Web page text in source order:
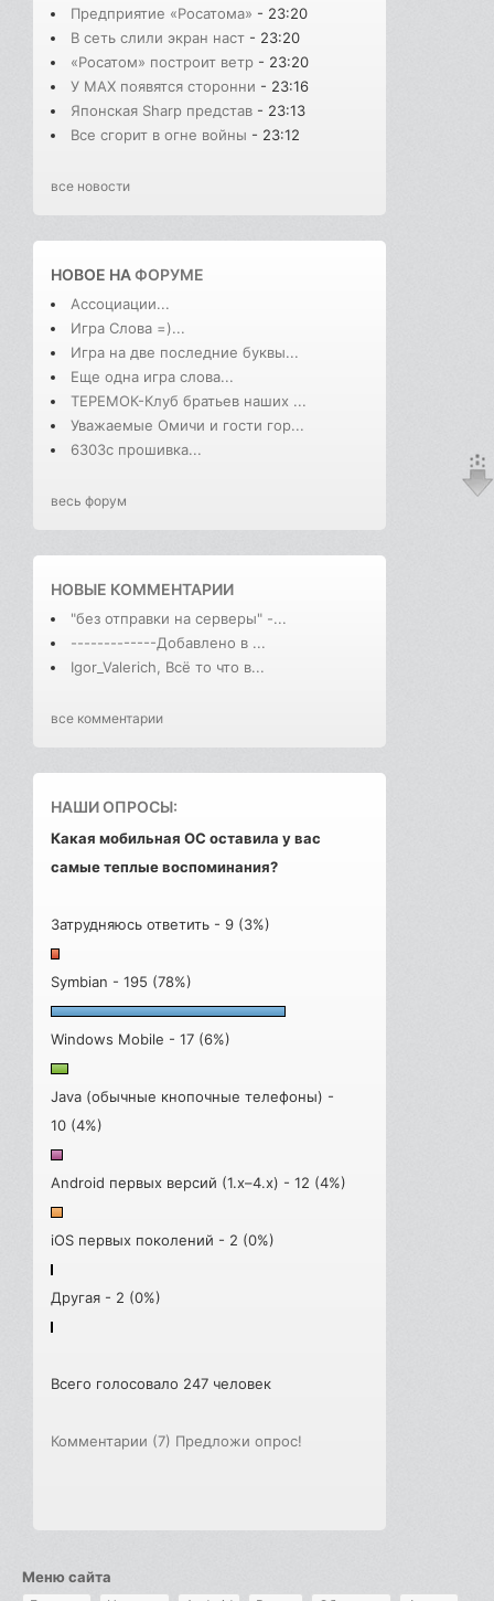
Предприятие «Росатома» - 23:20
В сеть слили экран наст - 23:20
«Росатом» построит ветр - 23:20
У MAX появятся сторонни - 23:16
Японская Sharp представ - 23:13
Все сгорит в огне войны - 23:12
все новости
НОВОЕ НАФОРУМЕ
Ассоциации...
Игра Слова =)...
Игра на две последние буквы...
Еще одна игра слова...
ТЕРЕМОК-Клуб братьев наших ...
Уважаемые Омичи и гости гор...
6303с прошивка...
весь форум
НОВЫЕ КОММЕНТАРИИ
"без отправки на серверы" -...
-------------Добавлено в ...
Igor_Valerich, Всё то что в...
все комментарии
НАШИ ОПРОСЫ:
Какая мобильная ОС оставила у вас
самые теплые воспоминания?
Затрудняюсь ответить - 9 (3%)
Symbian - 195 (78%)
Windows Mobile - 17 (6%)
Java (обычные кнопочные телефоны) -
10 (4%)
Android первых версий (1.x–4.x) - 12 (4%)
iOS первых поколений - 2 (0%)
Другая - 2 (0%)
Всего голосовало 247 человек
Комментарии (7) Предложи опрос!
Меню сайта